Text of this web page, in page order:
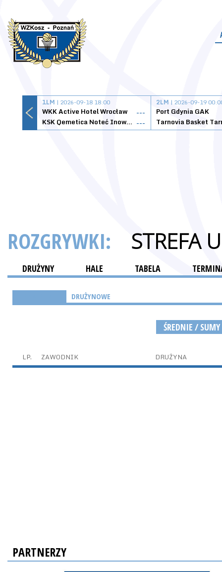
1LM | 2026-09-18 18:00
WKK Active Hotel Wrocław
---
KSK Qemetica Noteć Inowrocław ---
2LM | 2026-09-19
Port Gdynia GAK
ROZGRYWKI: STREFA
DRUŻYNY HALE TABELA
DRUŻYNOWE
ŚREDNIE / SUMY
LP. ZAWODNIK DRUŻYNA
PARTNERZY